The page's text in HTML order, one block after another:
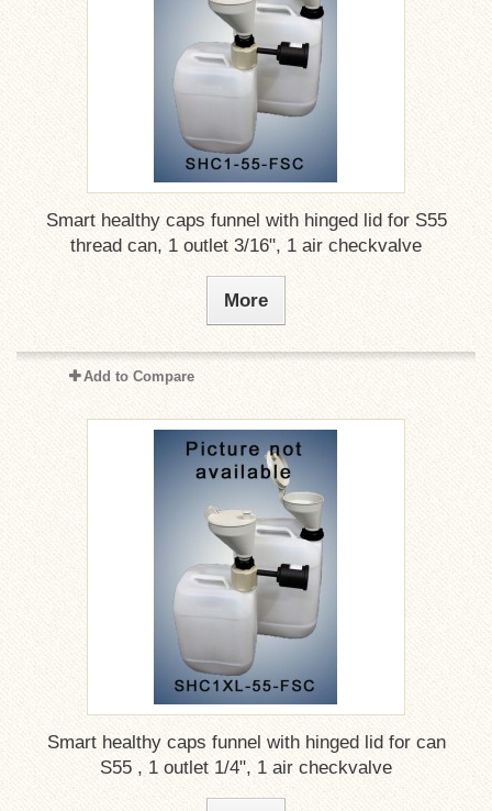
Smart healthy caps funnel with hinged lid for S55
thread can, 1 outlet 3/16", 1 air checkvalve
More
Add to Compare
Smart healthy caps funnel with hinged lid for can
S55 , 1 outlet 1/4", 1 air checkvalve